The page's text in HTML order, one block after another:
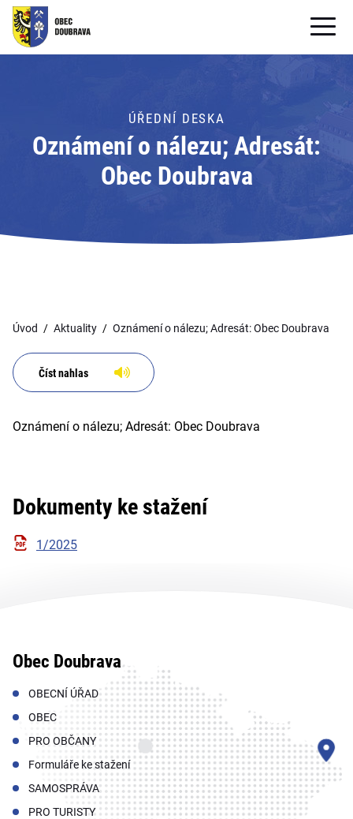
OBECNÍ ÚŘAD
PRO OBČANY
Formuláře ke stažení
PRO TURISTY
ÚŘEDNÍ DESKA
Oznámení o nálezu; Adresát:
Obec Doubrava
Úvod Aktuality Oznámení o nálezu; Adresát: Obec Doubrava
Číst nahlas
Oznámení o nálezu; Adresát: Obec Doubrava
Dokumenty ke stažení
1/2025
Obec Doubrava
OBECNÍ ÚŘAD
OBEC
PRO OBČANY
Formuláře ke stažení
SAMOSPRÁVA
PRO TURISTY